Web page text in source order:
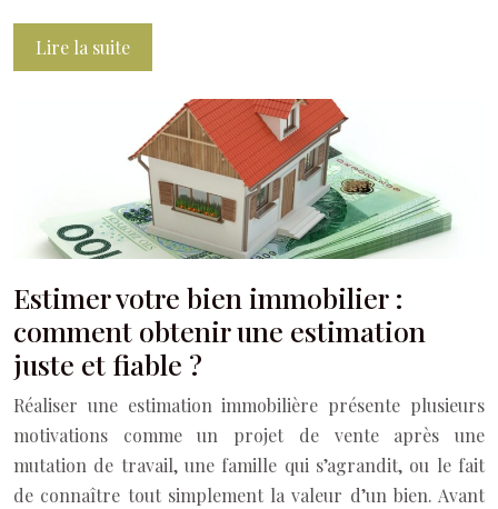
Lire la suite
Estimer votre bien immobilier :
comment obtenir une estimation
juste et fiable ?
Réaliser une estimation immobilière présente plusieurs
motivations comme un projet de vente après une
mutation de travail, une famille qui s’agrandit, ou le fait
de connaître tout simplement la valeur d’un bien. Avant